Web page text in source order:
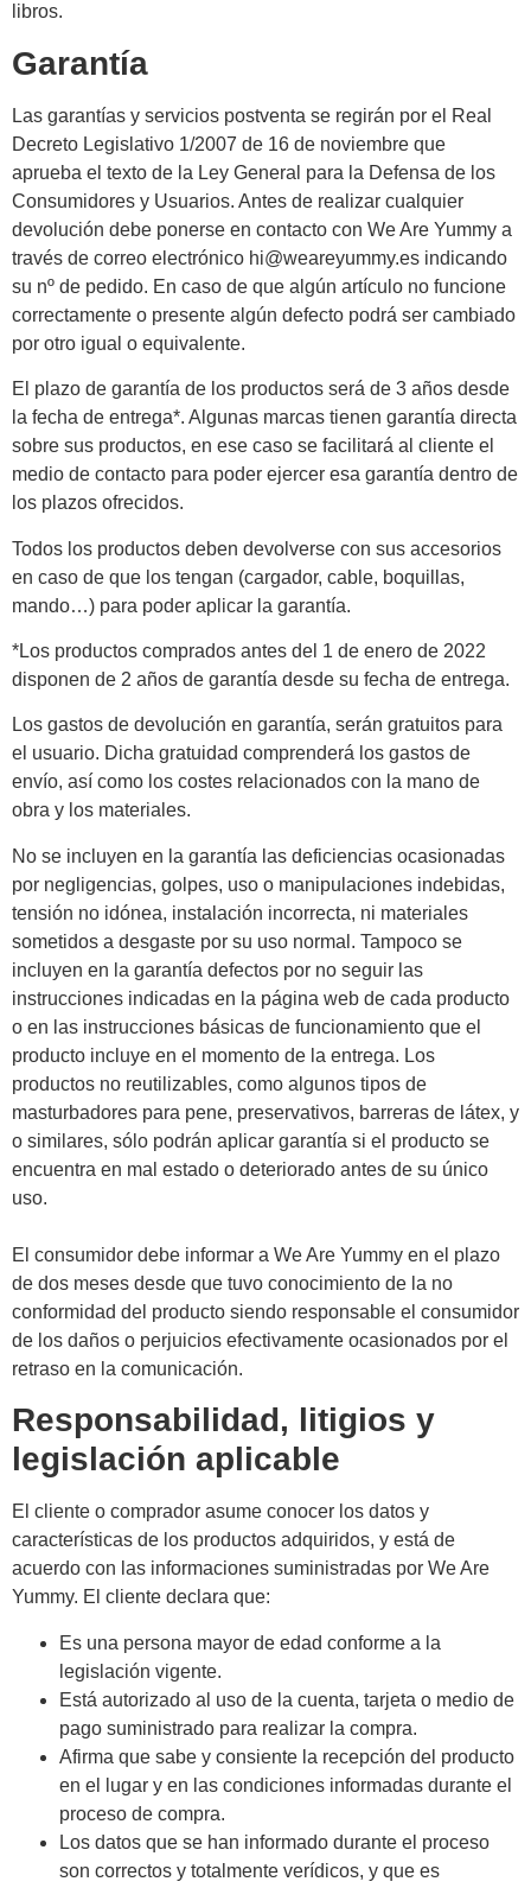
libros.
Garantía
Las garantías y servicios postventa se regirán por el Real
Decreto Legislativo 1/2007 de 16 de noviembre que
aprueba el texto de la Ley General para la Defensa de los
Consumidores y Usuarios. Antes de realizar cualquier
devolución debe ponerse en contacto con We Are Yummy a
través de correo electrónico hi@weareyummy.es indicando
su nº de pedido. En caso de que algún artículo no funcione
correctamente o presente algún defecto podrá ser cambiado
por otro igual o equivalente.
El plazo de garantía de los productos será de 3 años desde
la fecha de entrega*. Algunas marcas tienen garantía directa
sobre sus productos, en ese caso se facilitará al cliente el
medio de contacto para poder ejercer esa garantía dentro de
los plazos ofrecidos.
Todos los productos deben devolverse con sus accesorios
en caso de que los tengan (cargador, cable, boquillas,
mando…) para poder aplicar la garantía.
*Los productos comprados antes del 1 de enero de 2022
disponen de 2 años de garantía desde su fecha de entrega.
Los gastos de devolución en garantía, serán gratuitos para
el usuario. Dicha gratuidad comprenderá los gastos de
envío, así como los costes relacionados con la mano de
obra y los materiales.
No se incluyen en la garantía las deficiencias ocasionadas
por negligencias, golpes, uso o manipulaciones indebidas,
tensión no idónea, instalación incorrecta, ni materiales
sometidos a desgaste por su uso normal. Tampoco se
incluyen en la garantía defectos por no seguir las
instrucciones indicadas en la página web de cada producto
o en las instrucciones básicas de funcionamiento que el
producto incluye en el momento de la entrega. Los
productos no reutilizables, como algunos tipos de
masturbadores para pene, preservativos, barreras de látex, y
o similares, sólo podrán aplicar garantía si el producto se
encuentra en mal estado o deteriorado antes de su único
uso.
El consumidor debe informar a We Are Yummy en el plazo
de dos meses desde que tuvo conocimiento de la no
conformidad del producto siendo responsable el consumidor
de los daños o perjuicios efectivamente ocasionados por el
retraso en la comunicación.
Responsabilidad, litigios y
legislación aplicable
El cliente o comprador asume conocer los datos y
características de los productos adquiridos, y está de
acuerdo con las informaciones suministradas por We Are
Yummy. El cliente declara que:
Es una persona mayor de edad conforme a la
legislación vigente.
Está autorizado al uso de la cuenta, tarjeta o medio de
pago suministrado para realizar la compra.
Afirma que sabe y consiente la recepción del producto
en el lugar y en las condiciones informadas durante el
proceso de compra.
Los datos que se han informado durante el proceso
son correctos y totalmente verídicos, y que es